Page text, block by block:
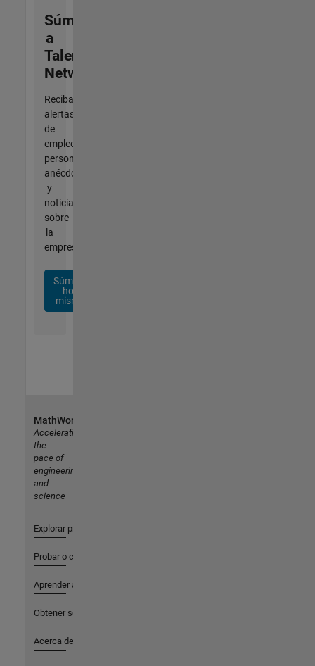
Súmese
a
Talent
Network
Reciba
alertas
de
empleo
personalizadas,
anécdotas
y
noticias
sobre
la
empresa.
Súmese
hoy
mismo
MathWorks
Accelerating
the
pace of
engineering
and
science
Explorar productos
Probar o comprar
Aprender a utilizar
Obtener soporte
Acerca de MathWorks